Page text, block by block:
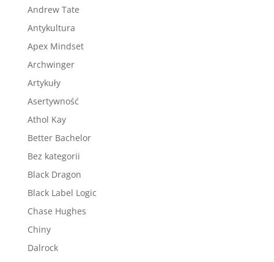
Andrew Tate
Antykultura
Apex Mindset
Archwinger
Artykuły
Asertywność
Athol Kay
Better Bachelor
Bez kategorii
Black Dragon
Black Label Logic
Chase Hughes
Chiny
Dalrock